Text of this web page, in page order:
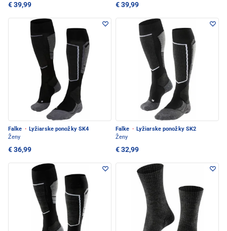
€ 39,99 € 39,99
Falke · Lyžiarske ponožky SK4
Ženy
€ 36,99
Falke · Lyžiarske ponožky SK2
Ženy
€ 32,99